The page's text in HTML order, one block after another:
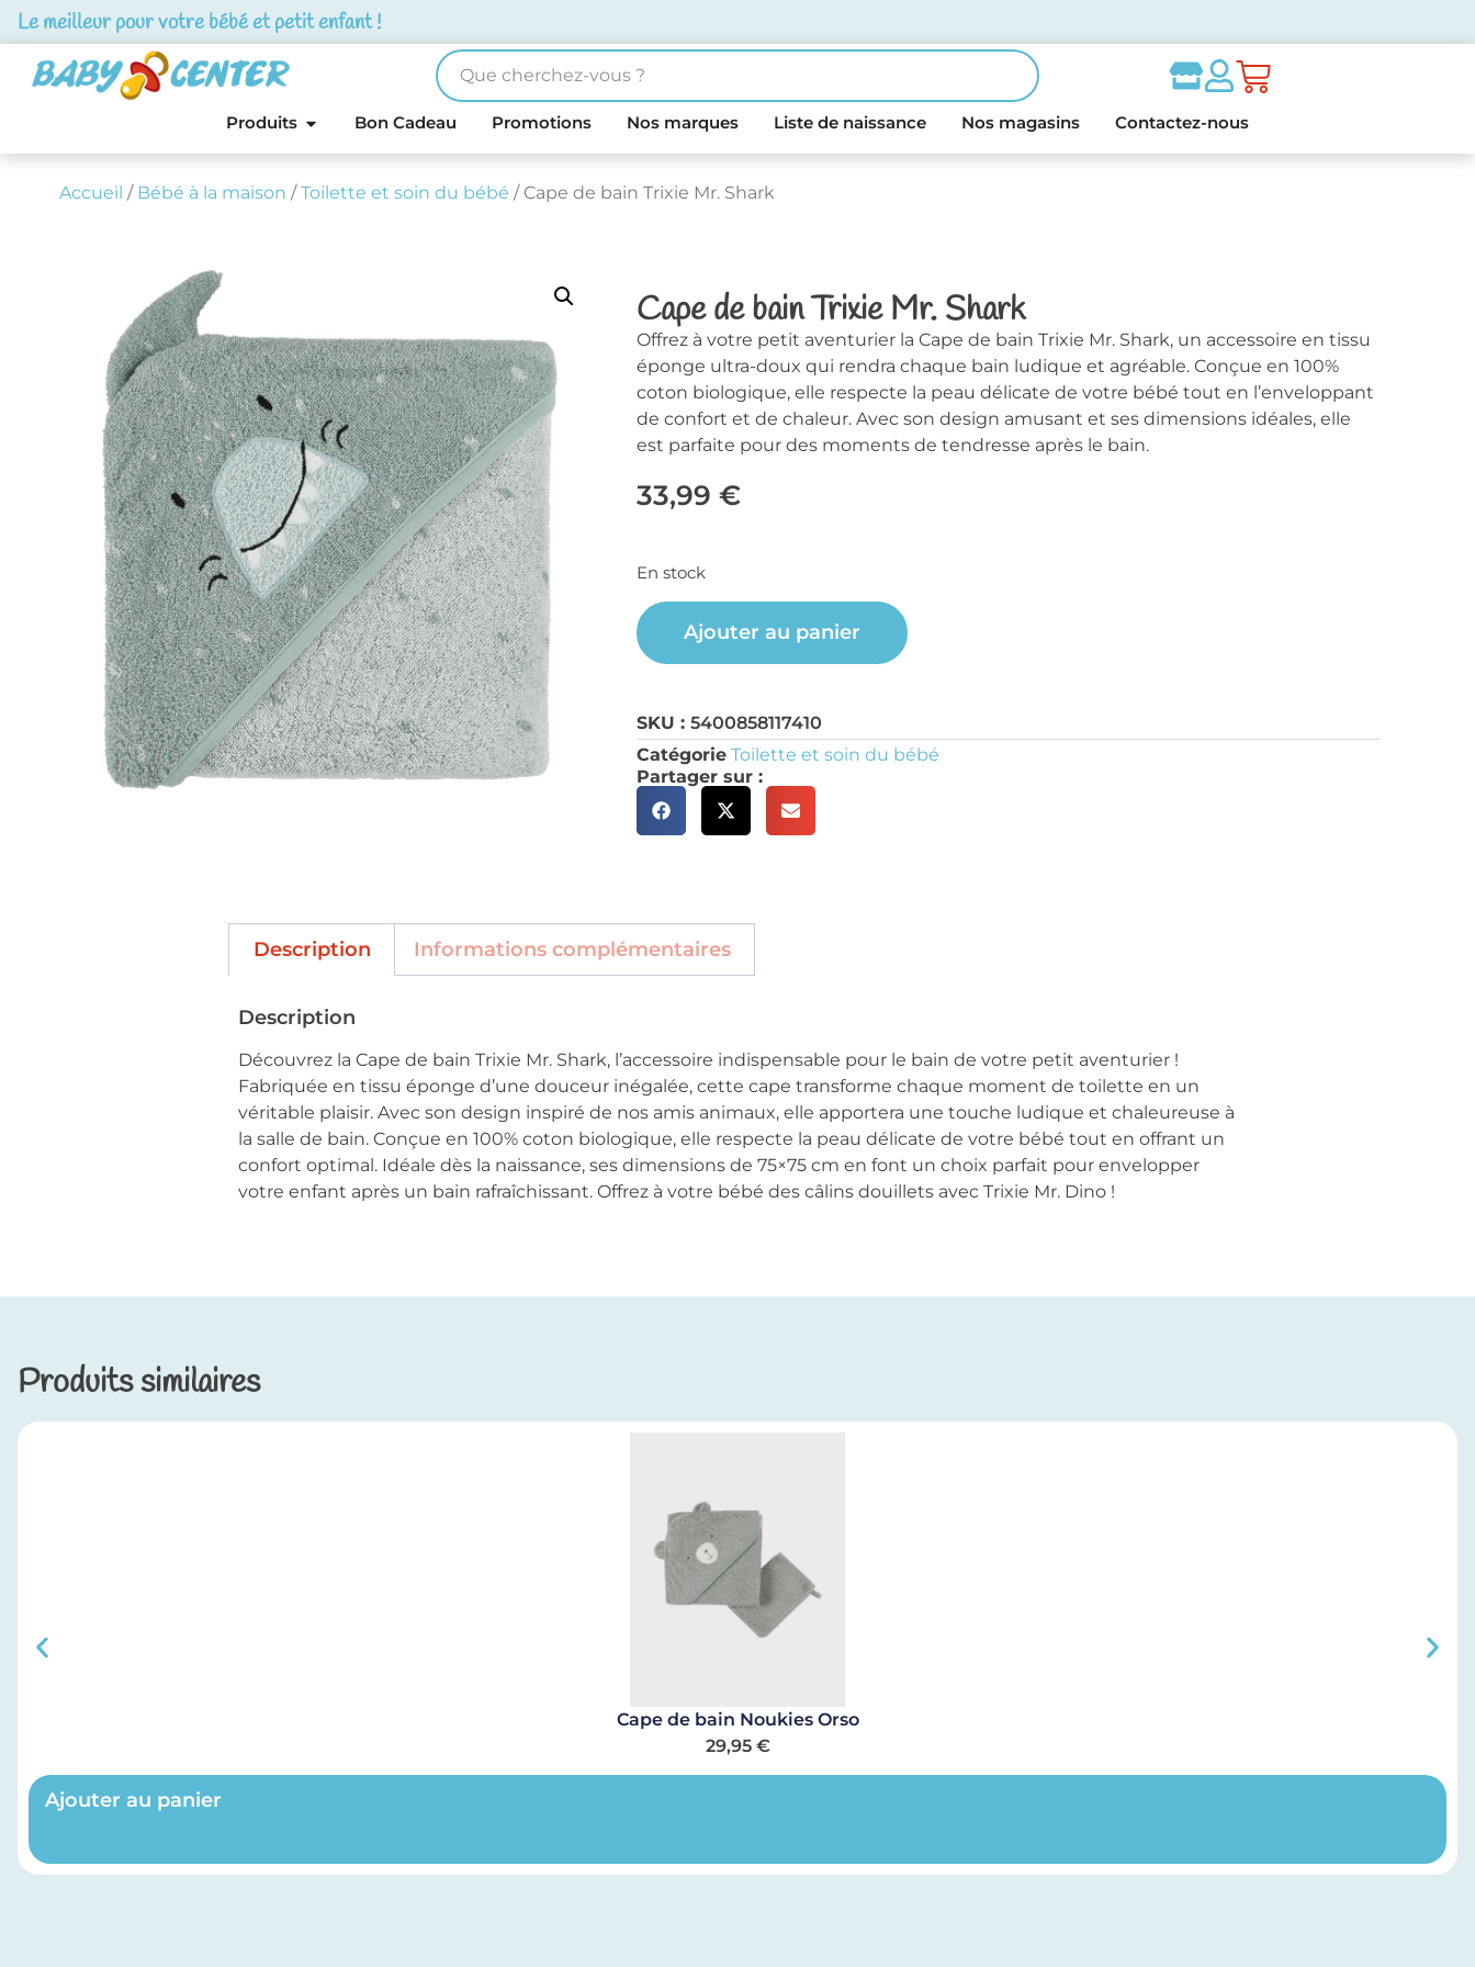
Le meilleur pour votre bébé et petit enfant !
Produits Bon Cadeau Promotions Nos marques Liste de naissance Nos magasins Contactez-nous
Accueil / Bébé à la maison /Toilette et soin du bébé / Cape de bain Trixie Mr. Shark
Cape de bain Trixie Mr. Shark
Offrez à votre petit aventurier la Cape de bain Trixie Mr. Shark, un accessoire en tissu
éponge ultra-doux qui rendra chaque bain ludique et agréable. Conçue en 100%
coton biologique, elle respecte la peau délicate de votre bébé tout en l’enveloppant
de confort et de chaleur. Avec son design amusant et ses dimensions idéales, elle
est parfaite pour des moments de tendresse après le bain.
33,99€
En stock
Ajouter au panier
SKU :5400858117410
Catégorie Toilette et soin du bébé
Partager sur :
Description Informations complémentaires
Description
Découvrez la Cape de bain Trixie Mr. Shark, l’accessoire indispensable pour le bain de votre petit aventurier !
Fabriquée en tissu éponge d’une douceur inégalée, cette cape transforme chaque moment de toilette en un
véritable plaisir. Avec son design inspiré de nos amis animaux, elle apportera une touche ludique et chaleureuse à
la salle de bain. Conçue en 100% coton biologique, elle respecte la peau délicate de votre bébé tout en offrant un
confort optimal. Idéale dès la naissance, ses dimensions de 75×75 cm en font un choix parfait pour envelopper
votre enfant après un bain rafraîchissant. Offrez à votre bébé des câlins douillets avec Trixie Mr. Dino !
Produits similaires
Cape de bain Noukies Orso
29,95 €
Ajouter au panier